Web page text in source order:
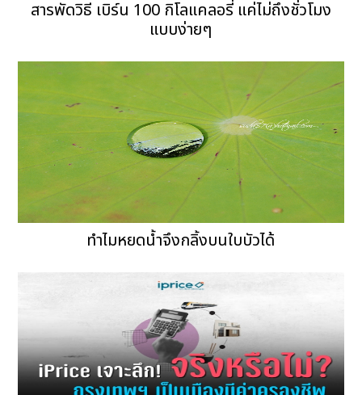
สารพัดวิธี เบิร์น 100 กิโลแคลอรี่ แค่ไม่ถึงชั่วโมง
แบบง่ายๆ
ทำไมหยดน้ำจึงกลิ้งบนใบบัวได้